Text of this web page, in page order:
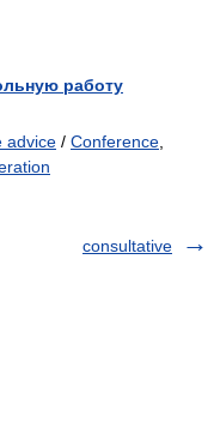
работу
advice / Conference
consultative